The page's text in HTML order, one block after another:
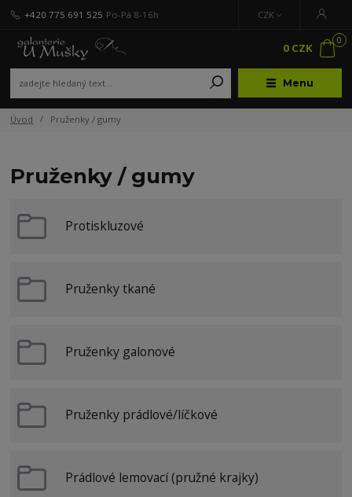
Menu
CZK
+420 775 691 525 Po-Pá 8-16h
0
0 CZK
Úvod Pruženky / gumy
Pruženky / gumy
Protiskluzové
Pruženky tkané
Pruženky galonové
Pruženky prádlové/líčkové
Prádlové lemovací (pružné krajky)